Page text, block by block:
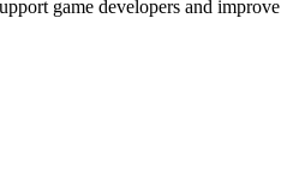
game developers and improve